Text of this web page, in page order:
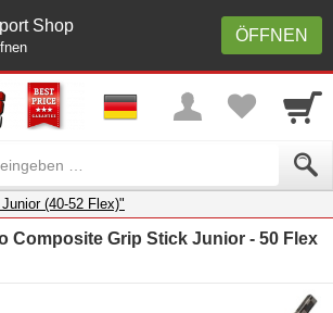
ÖFFNEN
Shop
(40-52 Flex)"
Composite Grip Stick Junior - 50 Flex